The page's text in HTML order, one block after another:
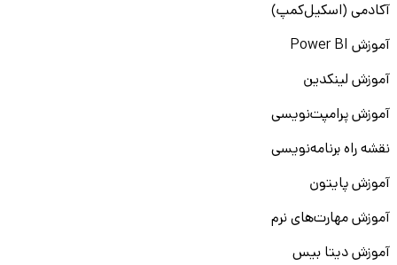
آکادمی (اسکیل‌کمپ)
آموزش Power BI
آموزش لینکدین
آموزش پرامپت‌نویسی
نقشه راه برنامه‌نویسی
آموزش پایتون
آموزش مهارت‌های نرم
آموزش دیتا بیس